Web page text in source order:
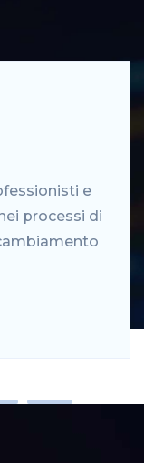
in maniera
servizio e il